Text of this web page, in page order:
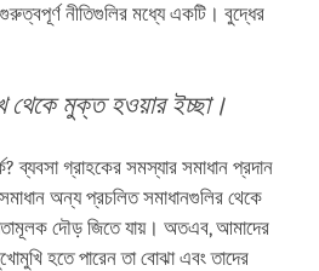
নীতিগুলির মধ্যে একটি। বুদ্ধের
থেকে মুক্ত হওয়ার ইচ্ছা।
ব্যবসা গ্রাহকের সমস্যার সমাধান প্রদান
অন্য প্রচলিত সমাধানগুলির থেকে
দৌড় জিতে যায়। অতএব, আমাদের
হতে পারেন তা বোঝা এবং তাদের